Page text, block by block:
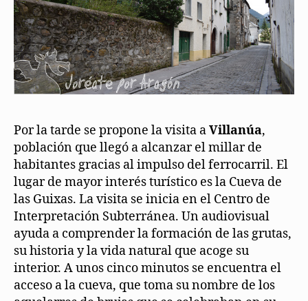
Por la tarde se propone la visita aVillanúa,
población que llegó a alcanzar el millar de
habitantes gracias al impulso del ferrocarril. El
lugar de mayor interés turístico es la Cueva de
las Guixas. La visita se inicia en el Centro de
Interpretación Subterránea. Un audiovisual
ayuda a comprender la formación de las grutas,
su historia y la vida natural que acoge su
interior. A unos cinco minutos se encuentra el
acceso a la cueva, que toma su nombre de los